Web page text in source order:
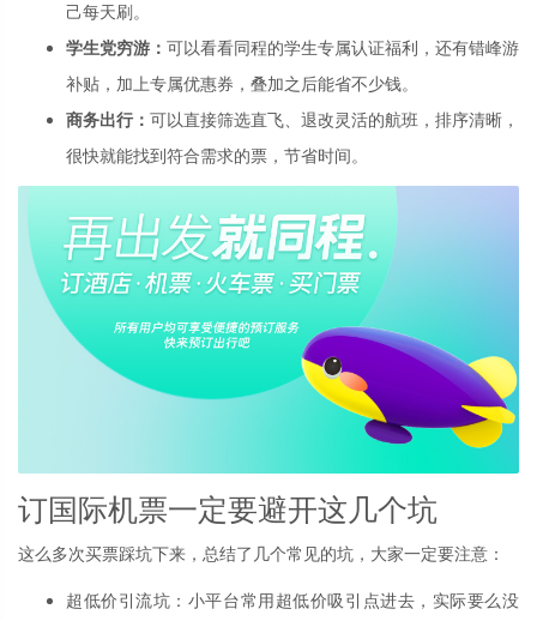
己每天刷。
学生党穷游： 可以看看同程的学生专属认证福利，还有错峰游
补贴，加上专属优惠券，叠加之后能省不少钱。
商务出行： 可以直接筛选直飞、退改灵活的航班，排序清晰，
很快就能找到符合需求的票，节省时间。
订国际机票一定要避开这几个坑
这么多次买票踩坑下来，总结了几个常见的坑，大家一定要注意：
超低价引流坑：小平台常用超低价吸引点进去，实际要么没